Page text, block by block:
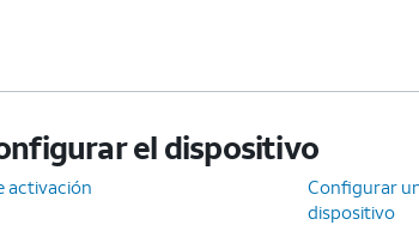
el dispositivo
activación
Configurar
dispositivo